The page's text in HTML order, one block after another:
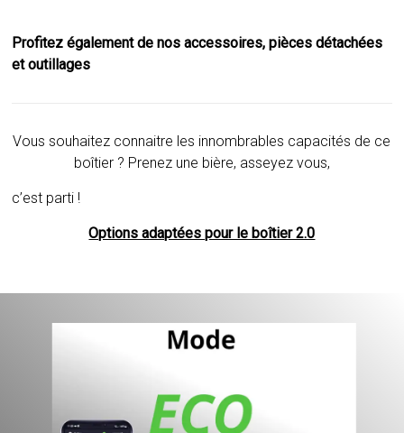
Profitez également de nos accessoires, pièces détachées
et outillages
Vous souhaitez connaitre les innombrables capacités de ce
boîtier ? Prenez une bière, asseyez vous,
c’est parti !
Options adaptées pour le boîtier 2.0